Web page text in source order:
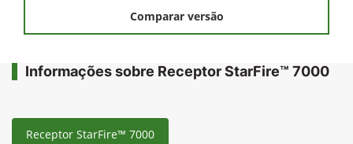
Comparar versão
Informações sobre Receptor StarFire™ 7000
Receptor StarFire™ 7000